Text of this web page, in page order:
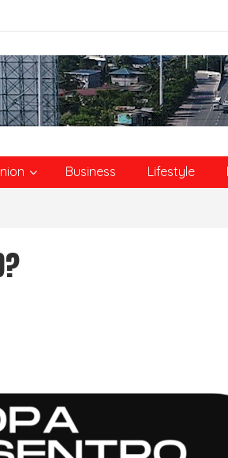
Business Lifestyle